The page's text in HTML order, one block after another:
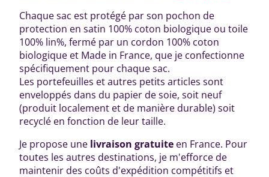
Chaque sac est protégé par son pochon de
protection en satin 100% coton biologique ou toile
100% lin%, fermé par un cordon 100% coton
biologique et Made in France, que je confectionne
spécifiquement pour chaque sac.
Les portefeuilles et autres petits articles sont
enveloppés dans du papier de soie, soit neuf
(produit localement et de manière durable) soit
recyclé en fonction de leur taille.
Je propose une livraison gratuite en France. Pour
toutes les autres destinations, je m'efforce de
maintenir des coûts d'expédition compétitifs et